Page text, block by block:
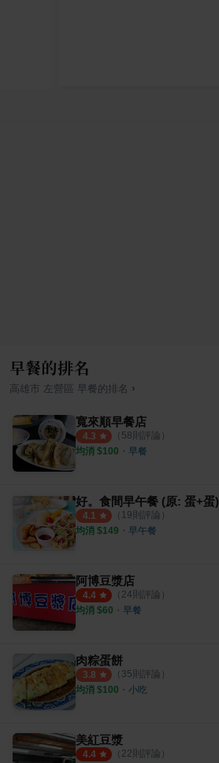
早餐的排名
高雄市 左營區 早餐的排名 ›
寬來順早餐店
4.3 （ 58則評論）
均消 $100 ・ 早餐
好。食間早午餐 (原: 蛋+蛋)
4.1 （ 19則評論）
均消 $149 ・ 早午餐
阿博豆漿店
4.4 （ 24則評論）
均消 $60 ・ 早餐
肉粽蛋餅
3.8 （ 35則評論）
均消 $100 ・ 小吃
美紅豆漿
4.4 （ 22則評論）